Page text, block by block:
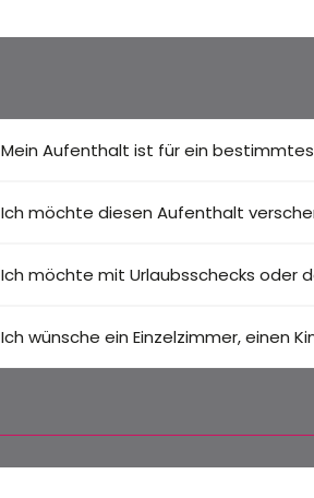
Mein Aufenthalt ist für ein
Ich möchte diesen Aufenthalt
Ich möchte mit Urlaubsschecks oder
Ich wünsche ein Einzelzimmer, einen